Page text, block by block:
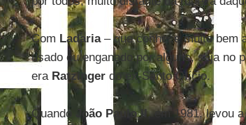
Com Ladaria– que conhece muito bem
usado ou enganado por alguns, seja no
era Ratzingerdo ex-Santo Ofício.
Quando João Paulo II, em 1981, levou